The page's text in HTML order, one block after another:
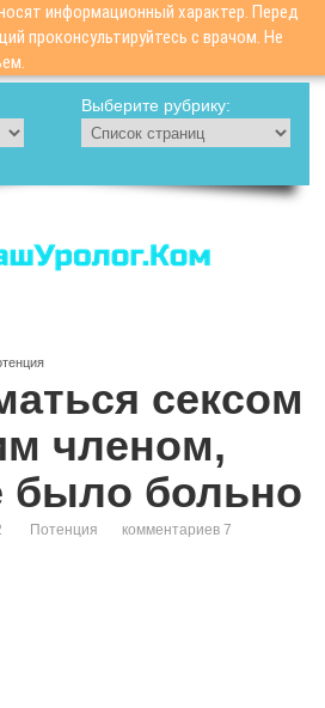
информационный характер. Перед
проконсультируйтесь с врачом. Не
Выберите рубрику:
сексом
членом,
было больно
Потенция комментариев 7